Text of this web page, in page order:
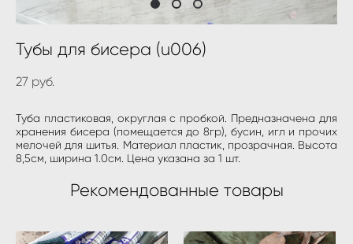
Тубы для бисера (u006)
27 pуб.
Туба пластиковая, округлая с пробкой. Предназначена для
хранения бисера (помещается до 8гр), бусин, игл и прочих
мелочей для шитья. Материал пластик, прозрачная. Высота
8,5см, ширина 1.0см. Цена указана за 1 шт.
Рекомендованные товары